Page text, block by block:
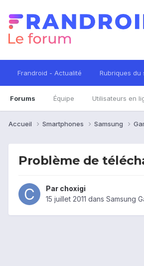
Frandroid - Actualité Rubriques du
Forums Équipe Utilisateurs en
Accueil Smartphones Samsung
Problème de
Par choxigi
15 juillet 2011 dans Samsung